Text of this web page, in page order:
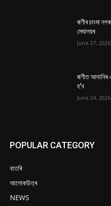
ৰাণীৰ চাংমা
মেঘালয়ৰ
June 27, 2026
ৰাণীত আদানিৰ
হ’ব
June 24, 2026
POPULAR CATEGORY
বাতৰি
আলোকচিত্ৰ
NEWS